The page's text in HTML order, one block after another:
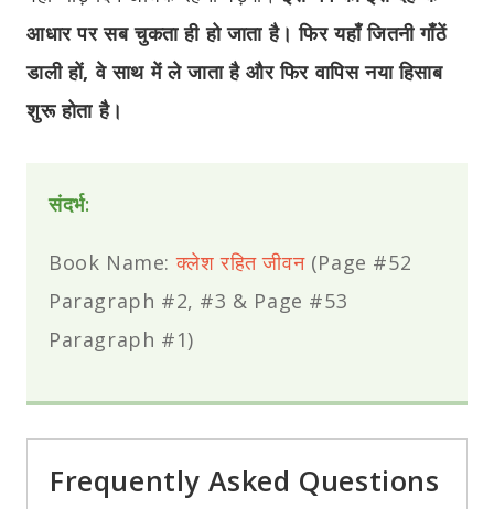
आधार पर सब चुकता ही हो जाता है। फिर यहाँ जितनी गाँठें
डाली हों, वे साथ में ले जाता है और फिर वापिस नया हिसाब
शुरू होता है।
संदर्भ:
Book Name:क्लेश रहित जीवन(Page #52
Paragraph #2, #3 & Page #53
Paragraph #1)
Frequently Asked Questions